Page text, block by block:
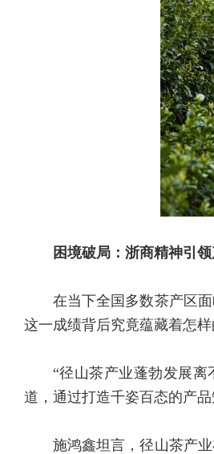
困境破局：浙商精神引
在当下全国多数茶产区
这一成绩背后究竟蕴藏着怎样
“径山茶产业蓬勃发展
道，通过打造千姿百态的产
施鸿鑫坦言，径山茶产